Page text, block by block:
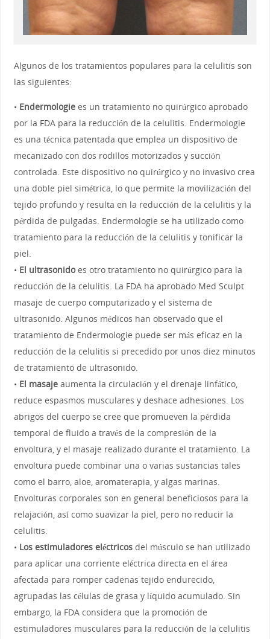
Algunos de los tratamientos populares para la celulitis son
las siguientes:
• Endermologiees un tratamiento no quirúrgico aprobado
por la FDA para la reducción de la celulitis. Endermologie
es una técnica patentada que emplea un dispositivo de
mecanizado con dos rodillos motorizados y succión
controlada. Este dispositivo no quirúrgico y no invasivo crea
una doble piel simétrica, lo que permite la movilización del
tejido profundo y resulta en la reducción de la celulitis y la
pérdida de pulgadas. Endermologie se ha utilizado como
tratamiento para la reducción de la celulitis y tonificar la
piel.
• El ultrasonidoes otro tratamiento no quirúrgico para la
reducción de la celulitis. La FDA ha aprobado Med Sculpt
masaje de cuerpo computarizado y el sistema de
ultrasonido. Algunos médicos han observado que el
tratamiento de Endermologie puede ser más eficaz en la
reducción de la celulitis si precedido por unos diez minutos
de tratamiento de ultrasonido.
• El masajeaumenta la circulación y el drenaje linfático,
reduce espasmos musculares y deshace adhesiones. Los
abrigos del cuerpo se cree que promueven la pérdida
temporal de fluido a través de la compresión de la
envoltura, y el masaje realizado durante el tratamiento. La
envoltura puede combinar una o varias sustancias tales
como el barro, aloe, aromaterapia, y algas marinas.
Envolturas corporales son en general beneficiosos para la
relajación, así como suavizar la piel, pero no reducir la
celulitis.
• Los estimuladores eléctricosdel músculo se han utilizado
para aplicar una corriente eléctrica directa en el área
afectada para romper cadenas tejido endurecido,
agrupadas las células de grasa y líquido acumulado. Sin
embargo, la FDA considera que la promoción de
estimuladores musculares para la reducción de la celulitis